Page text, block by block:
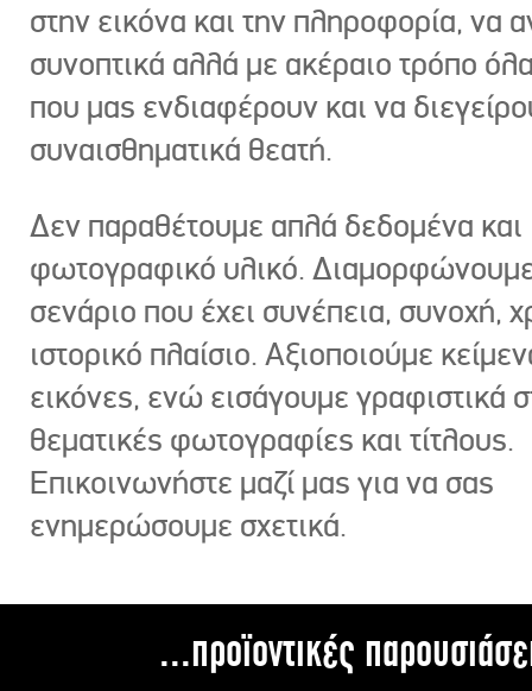
στην εικόνα και την πληροφορία, να
συνοπτικά αλλά με ακέραιο τρόπο
που μας ενδιαφέρουν και να
συναισθηματικά θεατή.
Δεν παραθέτουμε απλά δεδομένα και
φωτογραφικό υλικό.
σενάριο που έχει συνέπεια, συνοχή,
ιστορικό πλαίσιο. Αξιοποιούμε
εικόνες, ενώ εισάγουμε γραφιστικά
θεματικές φωτογραφίες και τίτλους.
Επικοινωνήστε μαζί μας για να σας
ενημερώσουμε σχετικά.
...προϊοντικές